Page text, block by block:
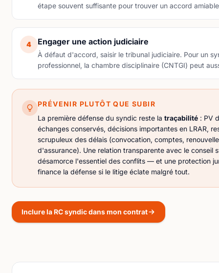
étape souvent suffisante pour trouver un accord
4 Engager une action judiciaire
À défaut d'accord, saisir le tribunal judiciaire. Pour un
professionnel, la chambre disciplinaire (CNTGI) peut
PRÉVENIR PLUTÔT QUE SUBIR
La première défense du syndic reste la traçabilité : PV
échanges conservés, décisions importantes en LRAR,
scrupuleux des délais (convocation, comptes,
d'assurance). Une relation transparente avec le conseil
désamorce l'essentiel des conflits — et une protection
finance la défense si le litige éclate malgré tout.
Inclure la RC syndic dans mon contrat